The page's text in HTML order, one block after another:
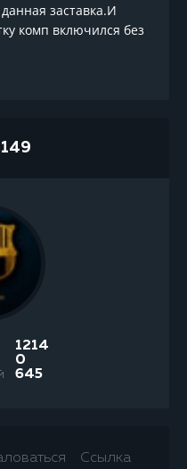
заставка.И
комп включился без
1214
0
645
Ссылка